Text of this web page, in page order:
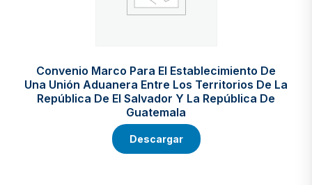
Convenio Marco Para El Establecimiento De
Una Unión Aduanera Entre Los Territorios De La
República De El Salvador Y La República De
Guatemala
Descargar